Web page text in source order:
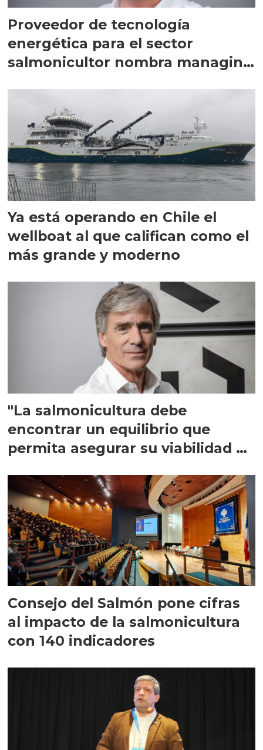
Proveedor de tecnología
energética para el sector
salmonicultor nombra managing
Ya está operando en Chile el
wellboat al que califican como el
más grande y moderno
"La salmonicultura debe
encontrar un equilibrio que
permita asegurar su viabilidad de
Consejo del Salmón pone cifras
al impacto de la salmonicultura
con 140 indicadores